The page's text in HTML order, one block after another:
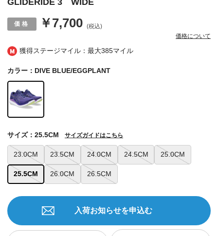
獲得ステージマイル：最大385マイル
GLIDERIDE 3 WIDE
￥7,700 (税込)
価格について
カラー：DIVE BLUE/EGGPLANT
23.0CM 23.5CM 24.0CM 24.5CM 25.0CM
25.5CM 26.0CM 26.5CM
サイズ：25.5CM サイズガイドはこちら
入荷お知らせを申込む